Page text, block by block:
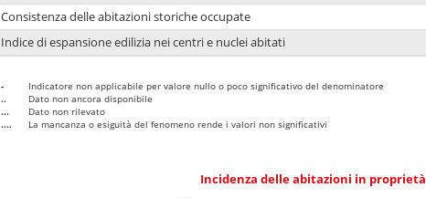
Consistenza delle abitazioni storiche occupate
Indice di espansione edilizia nei centri e nuclei abitati
-
Indicatore non applicabile per valore nullo o poco significativo del denominatore
..
Dato non ancora disponibile
...
Dato non rilevato
....
La mancanza o esiguità del fenomeno rende i valori non significativi
Incidenza delle abitazioni in proprietà